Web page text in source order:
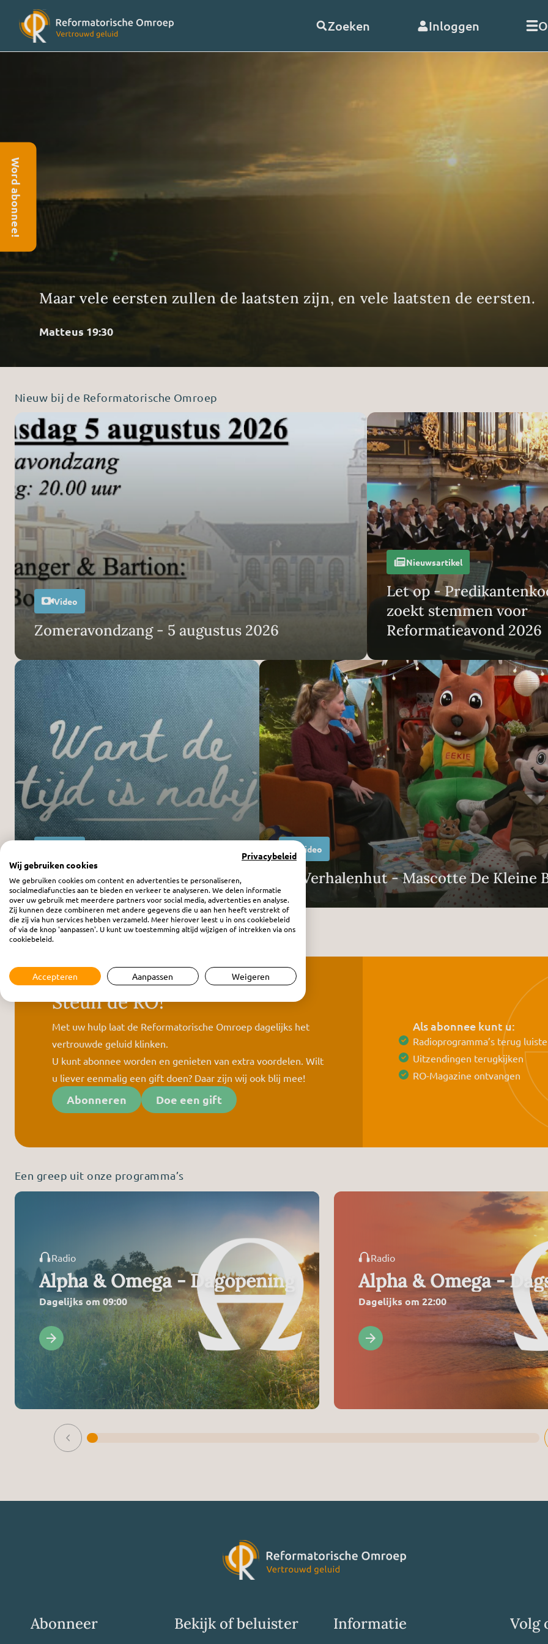
Zoeken Inloggen
Concertagenda VriendenClub RO
Als abonnee geniet u
alle uitzendingen en video’s
RO. En met uw hulp kunnen wij
Word abonnee!
Maar vele eersten zullen de laatsten zijn, en vele laatsten de eersten.
Matteus 19:30
Nieuw bij de Reformatorische Omroep
Video
Zomeravondzang - 5 augustus 2026
Nieuwsartikel
Let op -
zoekt stemmen voor
Reformatieavond 2026
Want de tijd is nabij - afl. 2
Video
De Verhalenhut - Mascotte De Kleine
Steun de RO!
Met uw hulp laat de Reformatorische Omroep dagelijks het
vertrouwde geluid klinken.
U kunt abonnee worden en genieten van extra voordelen. Wilt
u liever eenmalig een gift doen? Daar zijn wij ook blij mee!
Abonneren Doe een gift
Als abonnee kunt u:
Radioprogramma’s terug
Uitzendingen terugkijken
RO-Magazine ontvangen
Een greep uit onze programma’s
Radio
Alpha & Omega - Dagopening
Dagelijks om 09:00
Radio
Alpha & Omega -
Dagelijks om 22:00
Abonneer Bekijk of beluister Informatie Volg
Privacybeleid
Wij gebruiken cookies
We gebruiken cookies om content en advertenties te personaliseren,
socialmediafuncties aan te bieden en verkeer te analyseren. We delen informatie
over uw gebruik met meerdere partners voor social media, advertenties en analyse.
Zij kunnen deze combineren met andere gegevens die u aan hen heeft verstrekt of
die zij via hun services hebben verzameld. Meer hierover leest u in ons cookiebeleid
of via de knop 'aanpassen'. U kunt uw toestemming altijd wijzigen of intrekken via ons
cookiebeleid.
Accepteren Aanpassen Weigeren